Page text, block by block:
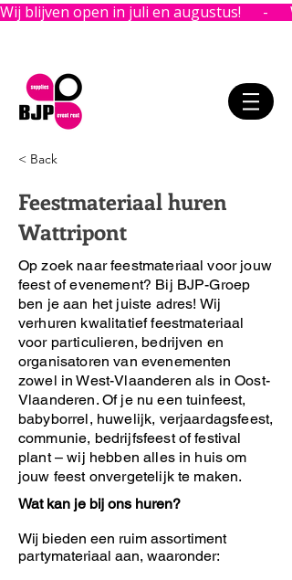
Wij blijven open in juli en augustus!      -
< Back
Feestmateriaal huren
Wattripont
Op zoek naar feestmateriaal voor jouw
feest of evenement? Bij BJP-Groep
ben je aan het juiste adres! Wij
verhuren kwalitatief feestmateriaal
voor particulieren, bedrijven en
organisatoren van evenementen
zowel in West-Vlaanderen als in Oost-
Vlaanderen. Of je nu een tuinfeest,
babyborrel, huwelijk, verjaardagsfeest,
communie, bedrijfsfeest of festival
plant – wij hebben alles in huis om
jouw feest onvergetelijk te maken.
Wat kan je bij ons huren?
Wij bieden een ruim assortiment
partymateriaal aan, waaronder: